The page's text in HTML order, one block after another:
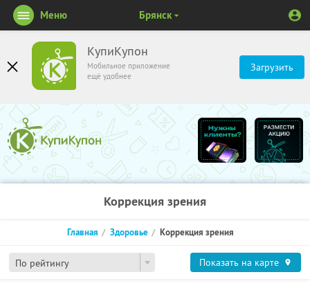
КупиКупон
Мобильное приложение
ещё удобнее
Загрузить
Меню Брянск
Коррекция зрения
По рейтингу
Главная Здоровье Коррекция зрения
Показать на карте